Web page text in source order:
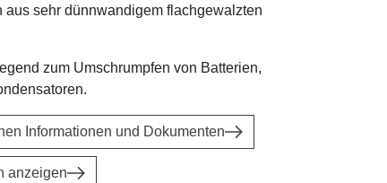
aus sehr dünnwandigem flachgewalzten
zum Umschrumpfen von Batterien,
Informationen und Dokumenten
anzeigen